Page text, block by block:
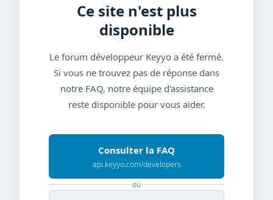
Ce site n'est plus
disponible
Le forum développeur Keyyo a été fermé.
Si vous ne trouvez pas de réponse dans
notre FAQ, notre équipe d'assistance
reste disponible pour vous aider.
Consulter la FAQ
api.keyyo.com/developers
ou